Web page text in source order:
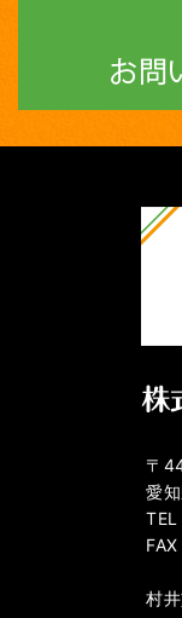
〒
愛
村